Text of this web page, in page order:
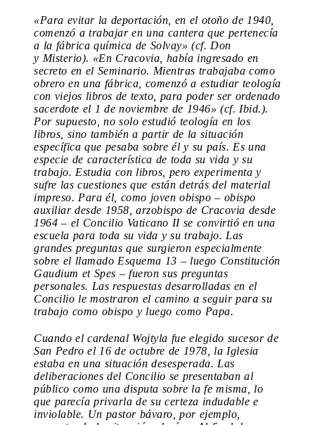
«Para evitar la deportación, en el otoño de 1940,
comenzó a trabajar en una cantera que pertenecía
a la fábrica química de Solvay» (cf. Don
y Misterio). «En Cracovia, había ingresado en
secreto en el Seminario. Mientras trabajaba como
obrero en una fábrica, comenzó a estudiar teología
con viejos libros de texto, para poder ser ordenado
sacerdote el 1 de noviembre de 1946» (cf. Ibid.).
Por supuesto, no solo estudió teología en los
libros, sino también a partir de la situación
específica que pesaba sobre él y su país. Es una
especie de característica de toda su vida y su
trabajo. Estudia con libros, pero experimenta y
sufre las cuestiones que están detrás del material
impreso. Para él, como joven obispo – obispo
auxiliar desde 1958, arzobispo de Cracovia desde
1964 – el Concilio Vaticano II se convirtió en una
escuela para toda su vida y su trabajo. Las
grandes preguntas que surgieron especialmente
sobre el llamado Esquema 13 – luego Constitución
Gaudium et Spes – fueron sus preguntas
personales. Las respuestas desarrolladas en el
Concilio le mostraron el camino a seguir para su
trabajo como obispo y luego como Papa.
Cuando el cardenal Wojtyla fue elegido sucesor de
San Pedro el 16 de octubre de 1978, la Iglesia
estaba en una situación desesperada. Las
deliberaciones del Concilio se presentaban al
público como una disputa sobre la fe misma, lo
que parecía privarla de su certeza indudable e
inviolable. Un pastor bávaro, por ejemplo,